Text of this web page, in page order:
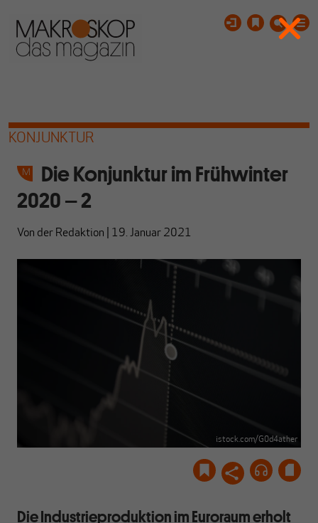
KONJUNKTUR
Die Konjunktur im Frühwinter
2020 – 2
Von der Redaktion 19. Januar 2021
istock.com/G0d4ather
Die Industrieproduktion im Euroraum erholt